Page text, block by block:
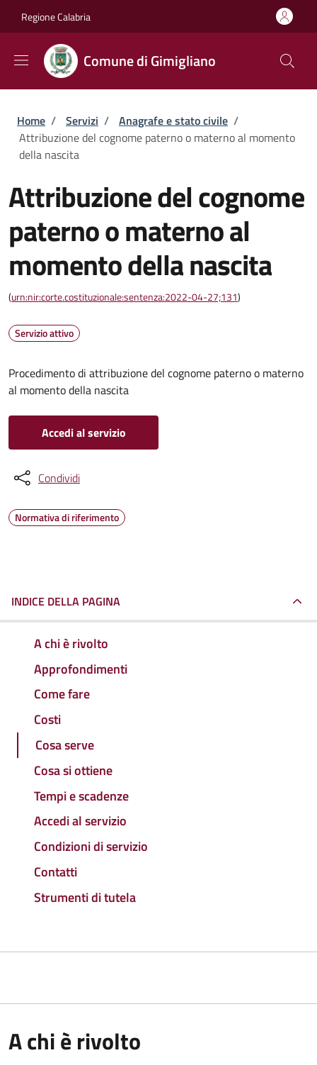
Regione Calabria
Comune di Gimigliano
Briciole di pane
Home / Servizi / Anagrafe e stato civile /
Attribuzione del cognome paterno o materno al momento
della nascita
Attribuzione del cognome
paterno o materno al
momento della nascita
(urn:nir:corte.costituzionale:sentenza:2022-04-27;131)
Servizio attivo
Procedimento di attribuzione del cognome paterno o materno
al momento della nascita
Accedi al servizio
Condividi
Normativa di riferimento
INDICE DELLA PAGINA
A chi è rivolto
Approfondimenti
Come fare
Costi
Cosa serve
Cosa si ottiene
Tempi e scadenze
Accedi al servizio
Condizioni di servizio
Contatti
Strumenti di tutela
A chi è rivolto